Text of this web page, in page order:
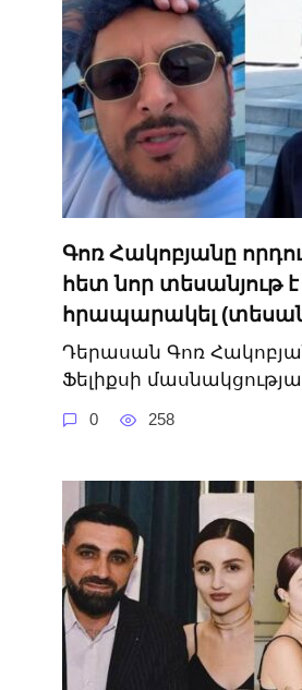
Գոռ Հակոբյանը
հետ նոր տեսանյութ է
հրապարակել
Դերասան Գոռ
Ֆելիքսի
0 258